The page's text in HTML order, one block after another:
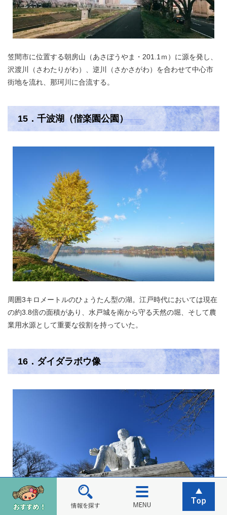
笠間市に位置する朝房山（あさぼうやま・201.1ｍ）に源を発し、
沢渡川（さわたりがわ）、逆川（さかさがわ）を合わせて中心市
街地を流れ、那珂川に合流する。
15．千波湖（偕楽園公園）
周囲3キロメートルのひょうたん型の湖。江戸時代においては現在
の約3.8倍の面積があり、水戸城を南から守る天然の堀、そして農
業用水源として重要な役割を持っていた。
16．ダイダラボウ像